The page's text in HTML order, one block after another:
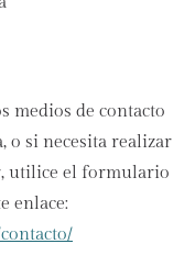
medios de contacto
o si necesita realizar
utilice el formulario
enlace: